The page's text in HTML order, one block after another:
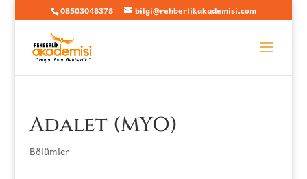
08503048378 bilgi@rehberlikakademisi.com
Adalet (MYO)
Bölümler